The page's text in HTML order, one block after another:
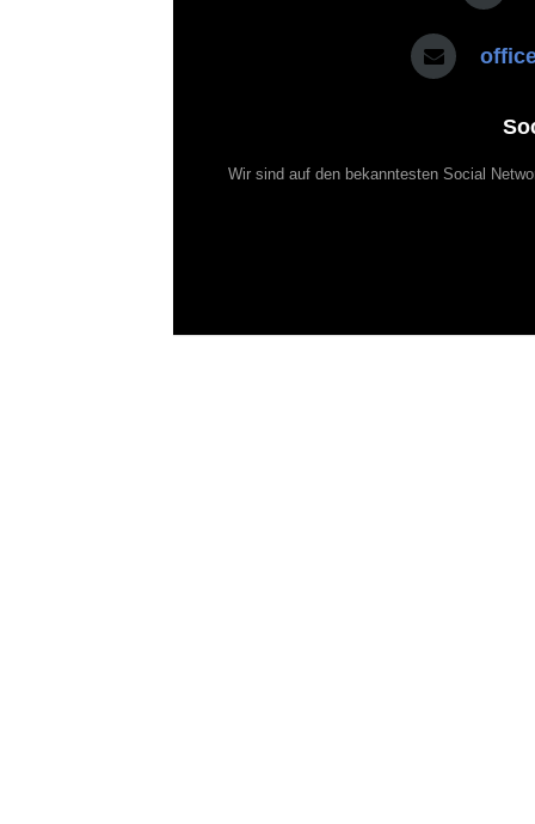
Wir sind auf den bekanntesten Social